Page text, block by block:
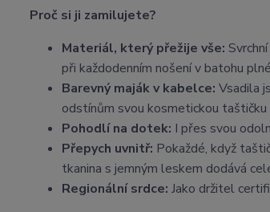
Proč si ji zamilujete?
Materiál, který přežije vše:
při každodenním nošení v batohu
Barevný maják v kabelce: Vsadila
odstínům svou kosmetickou taštičku
Pohodlí na dotek: I přes svou
Přepych uvnitř: Pokaždé, když
tkanina s jemným leskem dodává
Regionální srdce: Jako držitel